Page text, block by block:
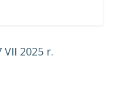
2025 r.